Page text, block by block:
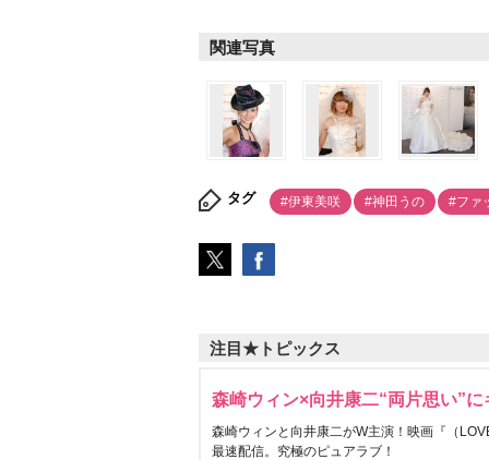
関連写真
タグ #伊東美咲 #神田うの #ファ
注目★トピックス
森崎ウィン×向井康二“両片思い”
森崎ウィンと向井康二がW主演！映画『（
最速配信。究極のピュアラブ！